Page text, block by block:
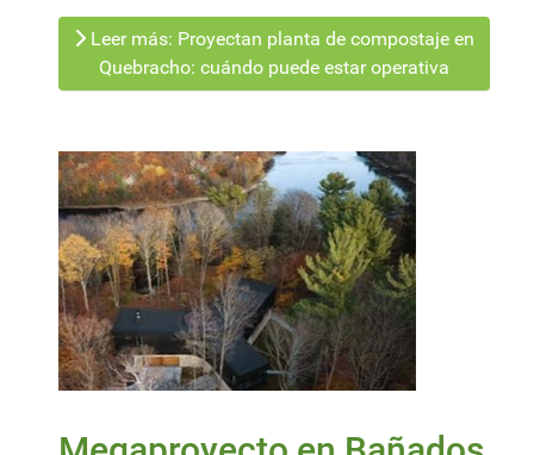
Leer más: Proyectan planta de compostaje en
Quebracho: cuándo puede estar operativa